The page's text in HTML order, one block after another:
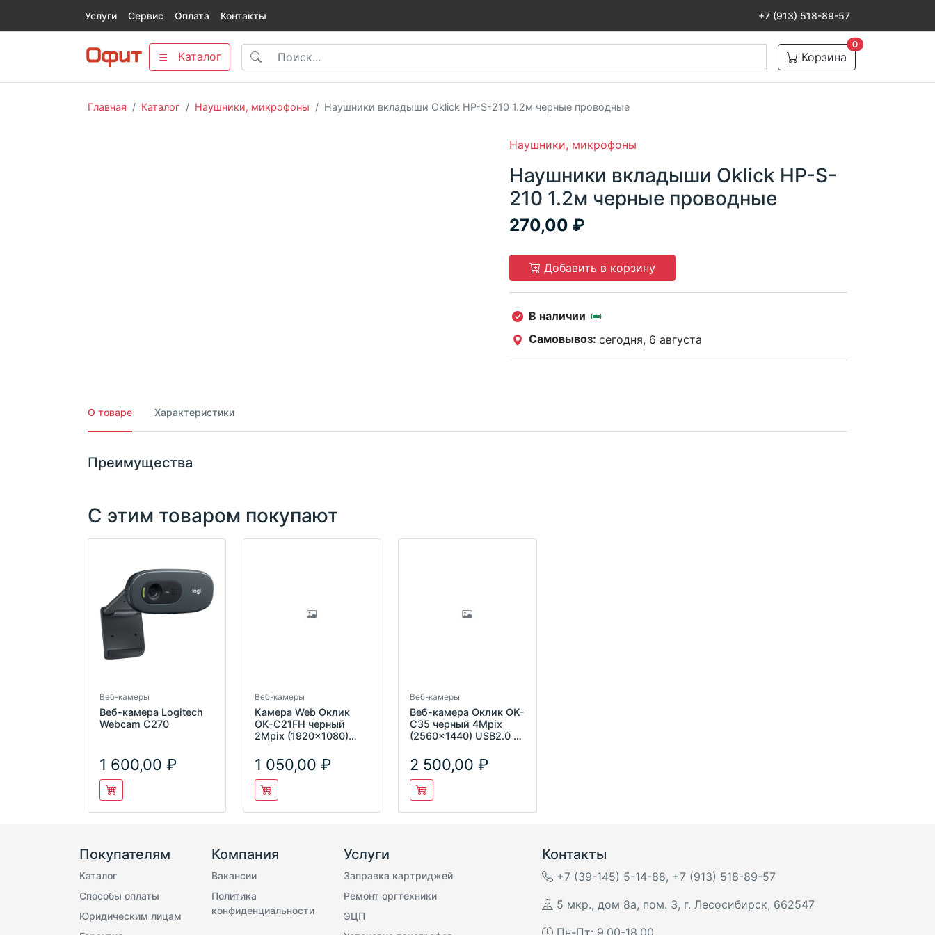
Услуги Сервис Оплата Контакты +7 (913) 518-89-57
Каталог Корзина
0товаров в корзине
Главная Каталог Наушники, микрофоны Наушники вкладыши Oklick HP-S-210 1.2м черные проводные
Наушники, микрофоны
Наушники вкладыши Oklick HP-S-
210 1.2м черные проводные
270,00
Добавить в корзину
В наличии
Самовывоз: сегодня, 6 августа
О товаре Характеристики
Преимущества
С этим товаром покупают
Веб-камеры
Веб-камера Logitech
Webcam C270
1 600,00
Веб-камеры
Камера Web Оклик
OK-C21FH черный
2Mpix (1920x1080)
1 050,00
Веб-камеры
Веб-камера Оклик OK-
C35 черный 4Mpix
(2560x1440) USB2.0 с
2 500,00
Покупателям
Каталог
Способы оплаты
Юридическим лицам
Компания
Вакансии
Политика
конфиденциальности
Услуги
Заправка картриджей
Ремонт оргтехники
ЭЦП
Контакты
+7 (39-145) 5-14-88, +7 (913) 518-89-57
5 мкр., дом 8а, пом. 3, г. Лесосибирск, 662547